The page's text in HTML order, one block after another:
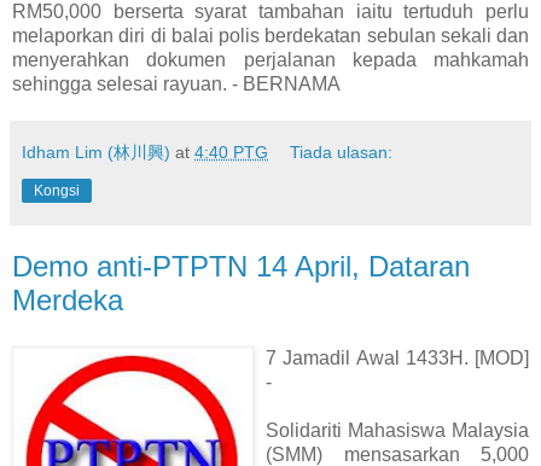
RM50,000 berserta syarat tambahan iaitu tertuduh perlu
melaporkan diri di balai polis berdekatan sebulan sekali dan
menyerahkan dokumen perjalanan kepada mahkamah
sehingga selesai rayuan. - BERNAMA
Idham Lim (林川興) at 4:40 PTG Tiada ulasan:
Kongsi
Demo anti-PTPTN 14 April, Dataran
Merdeka
7 Jamadil Awal 1433H. [MOD]
-
Solidariti Mahasiswa Malaysia
(SMM) mensasarkan 5,000